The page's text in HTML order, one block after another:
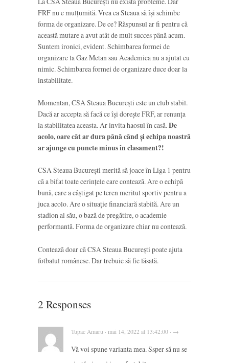
FRF nu e mulțumită. Vrea ca Steaua să își schimbe
forma de organizare. De ce? Răspunsul ar fi pentru că
această mutare a avut atât de mult succes până acum.
Suntem ironici, evident. Schimbarea formei de
organizare la Gaz Metan sau Academica nu a ajutat cu
nimic. Schimbarea formei de organizare duce doar la
instabilitate.
Momentan, CSA Steaua București este un club stabil.
Dacă ar accepta să facă ce își dorește FRF, ar renunța
la stabilitatea aceasta. Ar invita haosul în casă.De
acolo, oare cât ar dura până când și echipa noastră
ar ajunge cu puncte minus în clasament?!
CSA Steaua București merită să joace în Liga 1 pentru
că a bifat toate cerințele care contează. Are o echipă
bună, care a câștigat pe teren meritul sportiv pentru a
juca acolo. Are o situație financiară stabilă. Are un
stadion al său, o bază de pregătire, o academie
performantă. Forma de organizare chiar nu contează.
Contează doar că CSA Steaua București poate ajuta
fotbalul românesc. Dar trebuie să fie lăsată.
2 Responses
Tupac Amaru · mai 14, 2022 at 13:42:00 · →
Vă voi spune varianta mea. Ssper să nu se